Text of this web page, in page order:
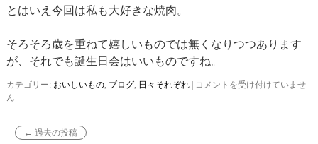
とはいえ今回は私も大好きな焼肉。
そろそろ歳を重ねて嬉しいものでは無くなりつつあります
が、それでも誕生日会はいいものですね。
カテゴリー: おいしいもの, ブログ, 日々それぞれ | 毎
コメントを受け付けていませ
ん
← 過去の投稿